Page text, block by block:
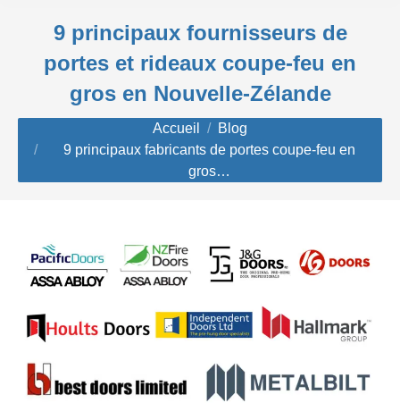
9 principaux fournisseurs de
portes et rideaux coupe-feu en
gros en Nouvelle-Zélande
Vous êtes ici : Accueil
Blog
9 principaux fabricants de portes coupe-feu en
gros…